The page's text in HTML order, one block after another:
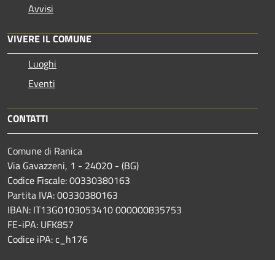
Avvisi
VIVERE IL COMUNE
Luoghi
Eventi
CONTATTI
Comune di Ranica
Via Gavazzeni, 1 - 24020 - (BG)
Codice Fiscale: 00330380163
Partita IVA: 00330380163
IBAN: IT13G0103053410 000000835753
FE-iPA: UFK857
Codice iPA: c_h176